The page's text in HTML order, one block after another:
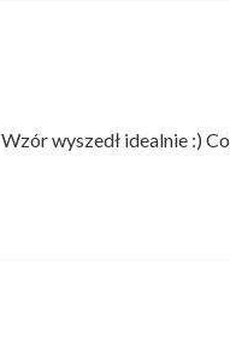
Wzór wyszedł idealnie :)